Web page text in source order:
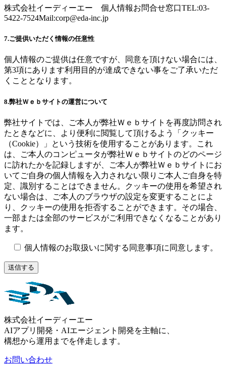
株式会社イーディーエー 個人情報お問合せ窓口TEL:03-
5422-7524Mail:corp@eda-inc.jp
7.ご提供いただく情報の任意性
個人情報のご提供は任意ですが、同意を頂けない場合には、
第3項にあります利用目的が達成できない事をご了承いただ
くこととなります。
8.弊社Ｗｅｂサイトの運営について
弊社サイトでは、ご本人が弊社Ｗｅｂサイトを再度訪問され
たときなどに、より便利に閲覧して頂けるよう「クッキー
（Cookie）」という技術を使用することがあります。これ
は、ご本人のコンピュータが弊社Ｗｅｂサイトのどのページ
に訪れたかを記録しますが、ご本人が弊社Ｗｅｂサイトにお
いてご自身の個人情報を入力されない限りご本人ご自身を特
定、識別することはできません。クッキーの使用を希望され
ない場合は、ご本人のブラウザの設定を変更することによ
り、クッキーの使用を拒否することができます。その場合、
一部または全部のサービスがご利用できなくなることがあり
ます。
個人情報のお取扱いに関する同意事項に同意します。
株式会社イーディーエー
AIアプリ開発・AIエージェント開発を主軸に、
構想から運用までを伴走します。
お問い合わせ